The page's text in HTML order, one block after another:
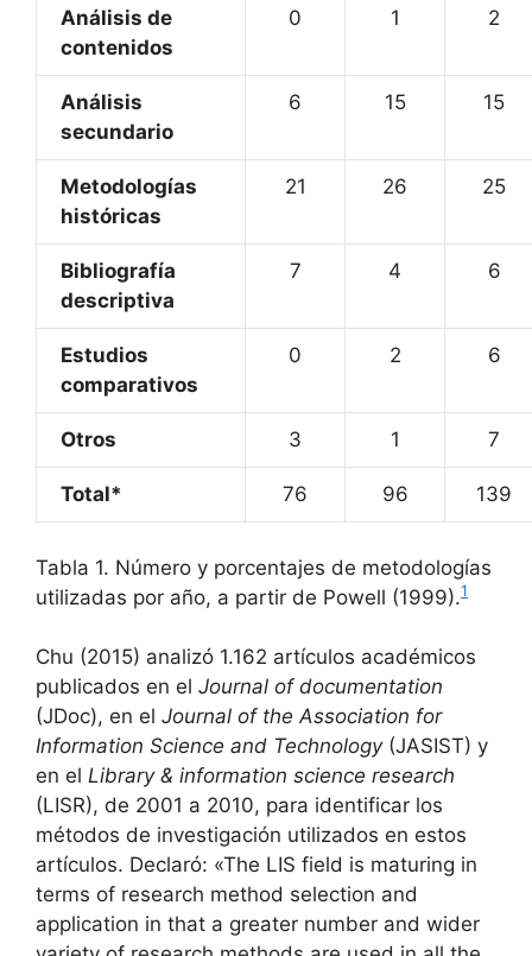
Análisis de
contenidos
0 1 2
Análisis
secundario
6 15 15
Metodologías
históricas
21 26 25
Bibliografía
descriptiva
7 4 6
Estudios
comparativos
0 2 6
Otros 3 1 7
Total* 76 96 139
Tabla 1. Número y porcentajes de metodologías
utilizadas por año, a partir de Powell (1999).1
Chu (2015) analizó 1.162 artículos académicos
publicados en el Journal of documentation
(JDoc), en el Journal of the Association for
Information Science and Technology(JASIST) y
en el Library & information science research
(LISR), de 2001 a 2010, para identificar los
métodos de investigación utilizados en estos
artículos. Declaró: «The LIS field is maturing in
terms of research method selection and
application in that a greater number and wider